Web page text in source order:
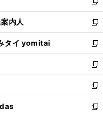
開
く
ィ
ン
ド
ウ
で
開
く
い
ウ
ィ
ン
ド
ウ
で
開
く
新
し
い
ウ
ィ
ン
ド
ウ
で
開
く
内人
新
し
い
ウ
ィ
ン
ド
ウ
で
開
タイ yomitai
新
し
い
ウ
ィ
ン
ド
ウ
新
し
い
ウ
ィ
ン
新
し
い
ウ
新
し